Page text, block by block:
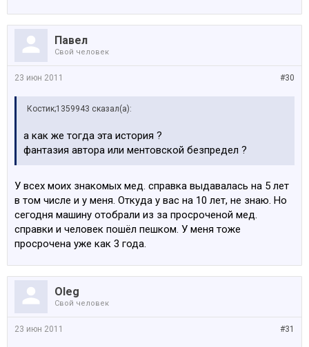
Павел
Свой человек
#30
23 июн 2011
Костик;1359943 сказал(а):
а как же тогда эта история ?
фантазия автора или ментовской безпредел ?
У всех моих знакомых мед. справка выдавалась на 5 лет
в том числе и у меня. Откуда у вас на 10 лет, не знаю. Но
сегодня машину отобрали из за просроченой мед.
справки и человек пошёл пешком. У меня тоже
просрочена уже как 3 года.
Oleg
Свой человек
#31
23 июн 2011